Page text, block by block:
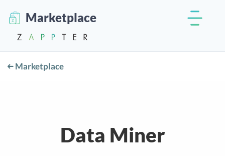
Marketplace
Marketplace
Data Miner